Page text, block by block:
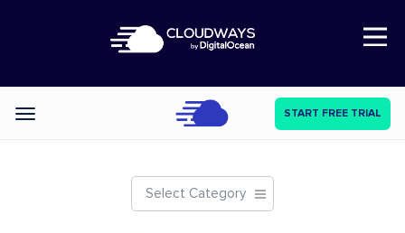
Open Nav
Categories START FREE TRIAL
Select Category